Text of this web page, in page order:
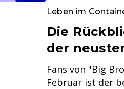
Leben im
Die
der
Fans von "Big
Februar ist der